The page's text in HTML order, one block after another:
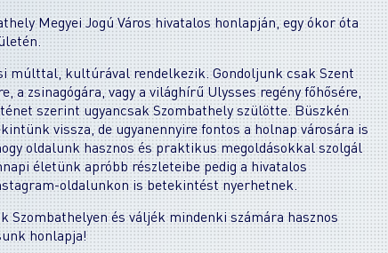
Megyei Jogú Város hivatalos honlapján, egy ókor óta
múlttal, kultúrával rendelkezik. Gondoljunk csak Szent
a zsinagógára, vagy a világhírű Ulysses regény főhősére,
szerint ugyancsak Szombathely szülötte. Büszkén
vissza, de ugyanennyire fontos a holnap városára is
oldalunk hasznos és praktikus megoldásokkal szolgál
életünk apróbb részleteibe pedig a hivatalos
oldalunkon is betekintést nyerhetnek.
Szombathelyen és váljék mindenki számára hasznos
honlapja!